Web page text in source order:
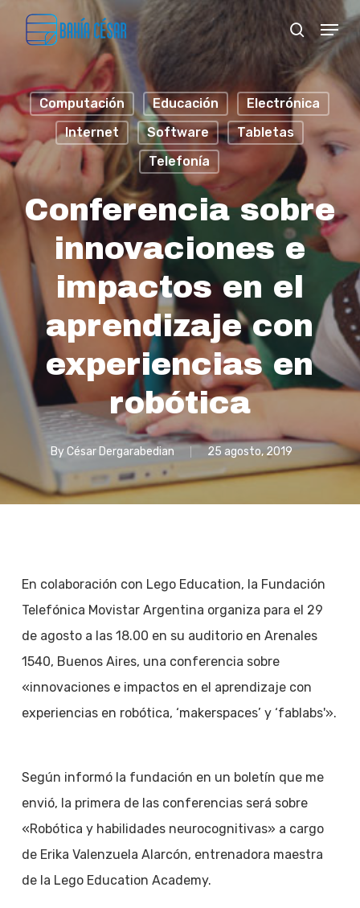
content
search
Menu
Computación Educación
Electrónica
Internet
Software
Tabletas
Telefonía
Conferencia sobre
innovaciones e
impactos en el
aprendizaje con
experiencias en
robótica
By César Dergarabedian 25 agosto, 2019
En colaboración con Lego Education, la Fundación
Telefónica Movistar Argentina organiza para el 29
de agosto a las 18.00 en su auditorio en Arenales
1540, Buenos Aires, una conferencia sobre
«innovaciones e impactos en el aprendizaje con
experiencias en robótica, ‘makerspaces’ y ‘fablabs'».
Según informó la fundación en un boletín que me
envió, la primera de las conferencias será sobre
«Robótica y habilidades neurocognitivas» a cargo
de Erika Valenzuela Alarcón, entrenadora maestra
de la Lego Education Academy.
Close
Menu